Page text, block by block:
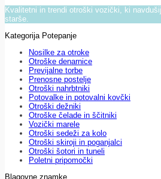
Kvalitetni in trendi otroški vozički, ki
starše.
Kategorija Potepanje
Nosilke za otroke
Otroške denarnice
Previjalne torbe
Prenosne postelje
Otroški nahrbtniki
Potovalke in potovalni kovčki
Otroški dežniki
Otroške čelade in ščitniki
Vozički marele
Otroški sedeži za kolo
Otroški skiroji in poganjalci
Otroški šotori in tuneli
Poletni pripomočki
Blagovne znamke